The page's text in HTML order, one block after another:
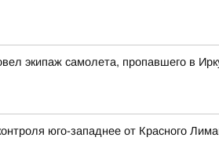
экипаж самолета, пропавшего в
юго-западнее от Красного